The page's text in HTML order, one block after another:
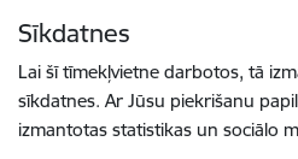
Sīkdatnes
Lai šī tīmekļvietne darbotos, tā
sīkdatnes. Ar Jūsu piekrišanu
izmantotas statistikas un sociālo